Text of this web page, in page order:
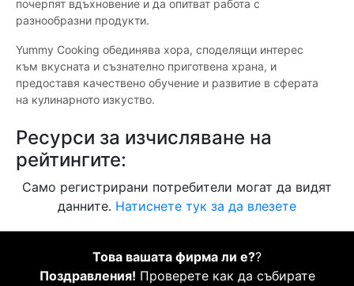
почерпят вдъхновение и да опитват работа с
разнообразни продукти.
Yummy Cooking обединява хора, споделящи интерес
към вкусната и съзнателно приготвена храна, и
предоставя качествено обучение и развитие в сферата
на кулинарното изкуство.
Ресурси за изчисляване на
рейтингите:
Само регистрирани потребители могат да видят
данните. Натиснете тук за да влезете
Това вашата фирма ли е??
Поздравления! Проверете как да събирате